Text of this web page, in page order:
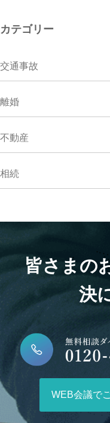
カテゴリー
交通事故
離婚
不動産
相続
皆さまの
決
WEB会議で